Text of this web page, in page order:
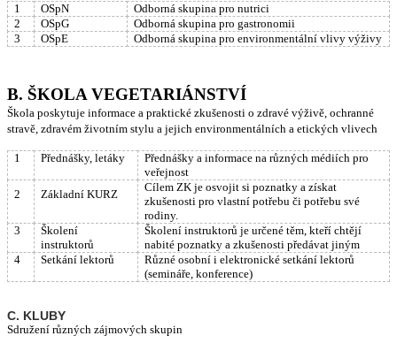
1 OSpN
Odborná skupina pro nutrici
2
OSpG
Odborná skupina pro gastronomii
3
OSpE Odborná skupina pro environmentální vlivy výživy
B. ŠKOLA VEGETARIÁNSTVÍ
Škola poskytuje informace a praktické zkušenosti o zdravé výživě, ochranné
stravě, zdravém životním stylu a jejich environmentálních a etických vlivech
1 Přednášky, letáky
Přednášky a informace na různých médiích pro
veřejnost
2
Základní KURZ
Cílem ZK je osvojit si poznatky a získat
zkušenosti pro vlastní potřebu či potřebu své
rodiny.
3
Školení
instruktorů
Školení instruktorů je určené těm, kteří chtějí
nabité poznatky a zkušenosti předávat jiným
4
Setkání lektorů
Různé osobní i elektronické setkání lektorů
(semináře, konference)
C. KLUBY
Sdružení různých zájmových skupin